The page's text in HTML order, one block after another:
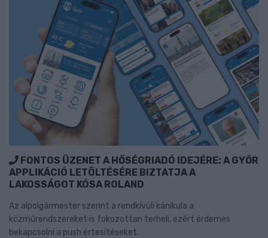
FONTOS ÜZENET A HŐSÉGRIADÓ IDEJÉRE: A GYŐR
APPLIKÁCIÓ LETÖLTÉSÉRE BIZTATJA A
LAKOSSÁGOT KÓSA ROLAND
Az alpolgármester szerint a rendkívüli kánikula a
közműrendszereket is fokozottan terheli, ezért érdemes
bekapcsolni a push értesítéseket.